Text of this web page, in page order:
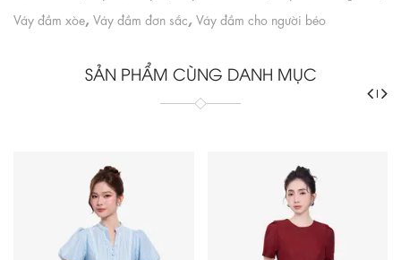
Váy đầm xòe, Váy đầm đơn sắc, Váy đầm cho người béo
SẢN PHẨM CÙNG DANH MỤC